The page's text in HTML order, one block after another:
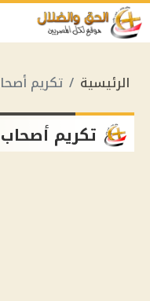
الرئيسية تكريم
تكريم